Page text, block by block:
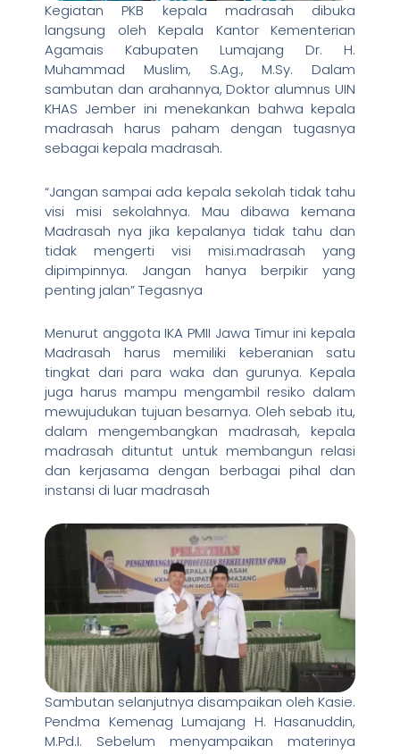
Kegiatan PKB kepala madrasah dibuka
langsung oleh Kepala Kantor Kementerian
Agamais Kabupaten Lumajang Dr. H.
Muhammad Muslim, S.Ag., M.Sy. Dalam
sambutan dan arahannya, Doktor alumnus UIN
KHAS Jember ini menekankan bahwa kepala
madrasah harus paham dengan tugasnya
sebagai kepala madrasah.
“Jangan sampai ada kepala sekolah tidak tahu
visi misi sekolahnya. Mau dibawa kemana
Madrasah nya jika kepalanya tidak tahu dan
tidak mengerti visi misi.madrasah yang
dipimpinnya. Jangan hanya berpikir yang
penting jalan” Tegasnya
Menurut anggota IKA PMII Jawa Timur ini kepala
Madrasah harus memiliki keberanian satu
tingkat dari para waka dan gurunya. Kepala
juga harus mampu mengambil resiko dalam
mewujudukan tujuan besarnya. Oleh sebab itu,
dalam mengembangkan madrasah, kepala
madrasah dituntut untuk membangun relasi
dan kerjasama dengan berbagai pihal dan
instansi di luar madrasah
Sambutan selanjutnya disampaikan oleh Kasie.
Pendma Kemenag Lumajang H. Hasanuddin,
M.Pd.I. Sebelum menyampaikan materinya